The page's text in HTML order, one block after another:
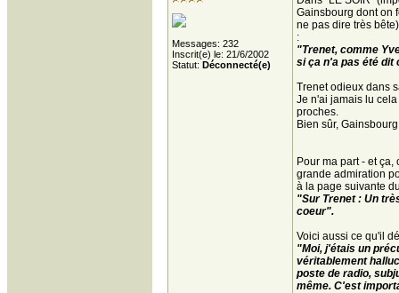
Messages: 232
Inscrit(e) le: 21/6/2002
Statut: Déconnecté(e)
Gainsbourg dont on
ne pas dire très
:
"Trenet, comme
si ça n'a pas été dit
Trenet odieux dans
Je n'ai jamais lu
proches.
Bien sûr,
Pour ma part - et
grande admiration
à la page suivante
"Sur Trenet : Un
coeur".
Voici aussi ce qu'il
"Moi, j'étais un
véritablement
poste de radio,
même. C'est